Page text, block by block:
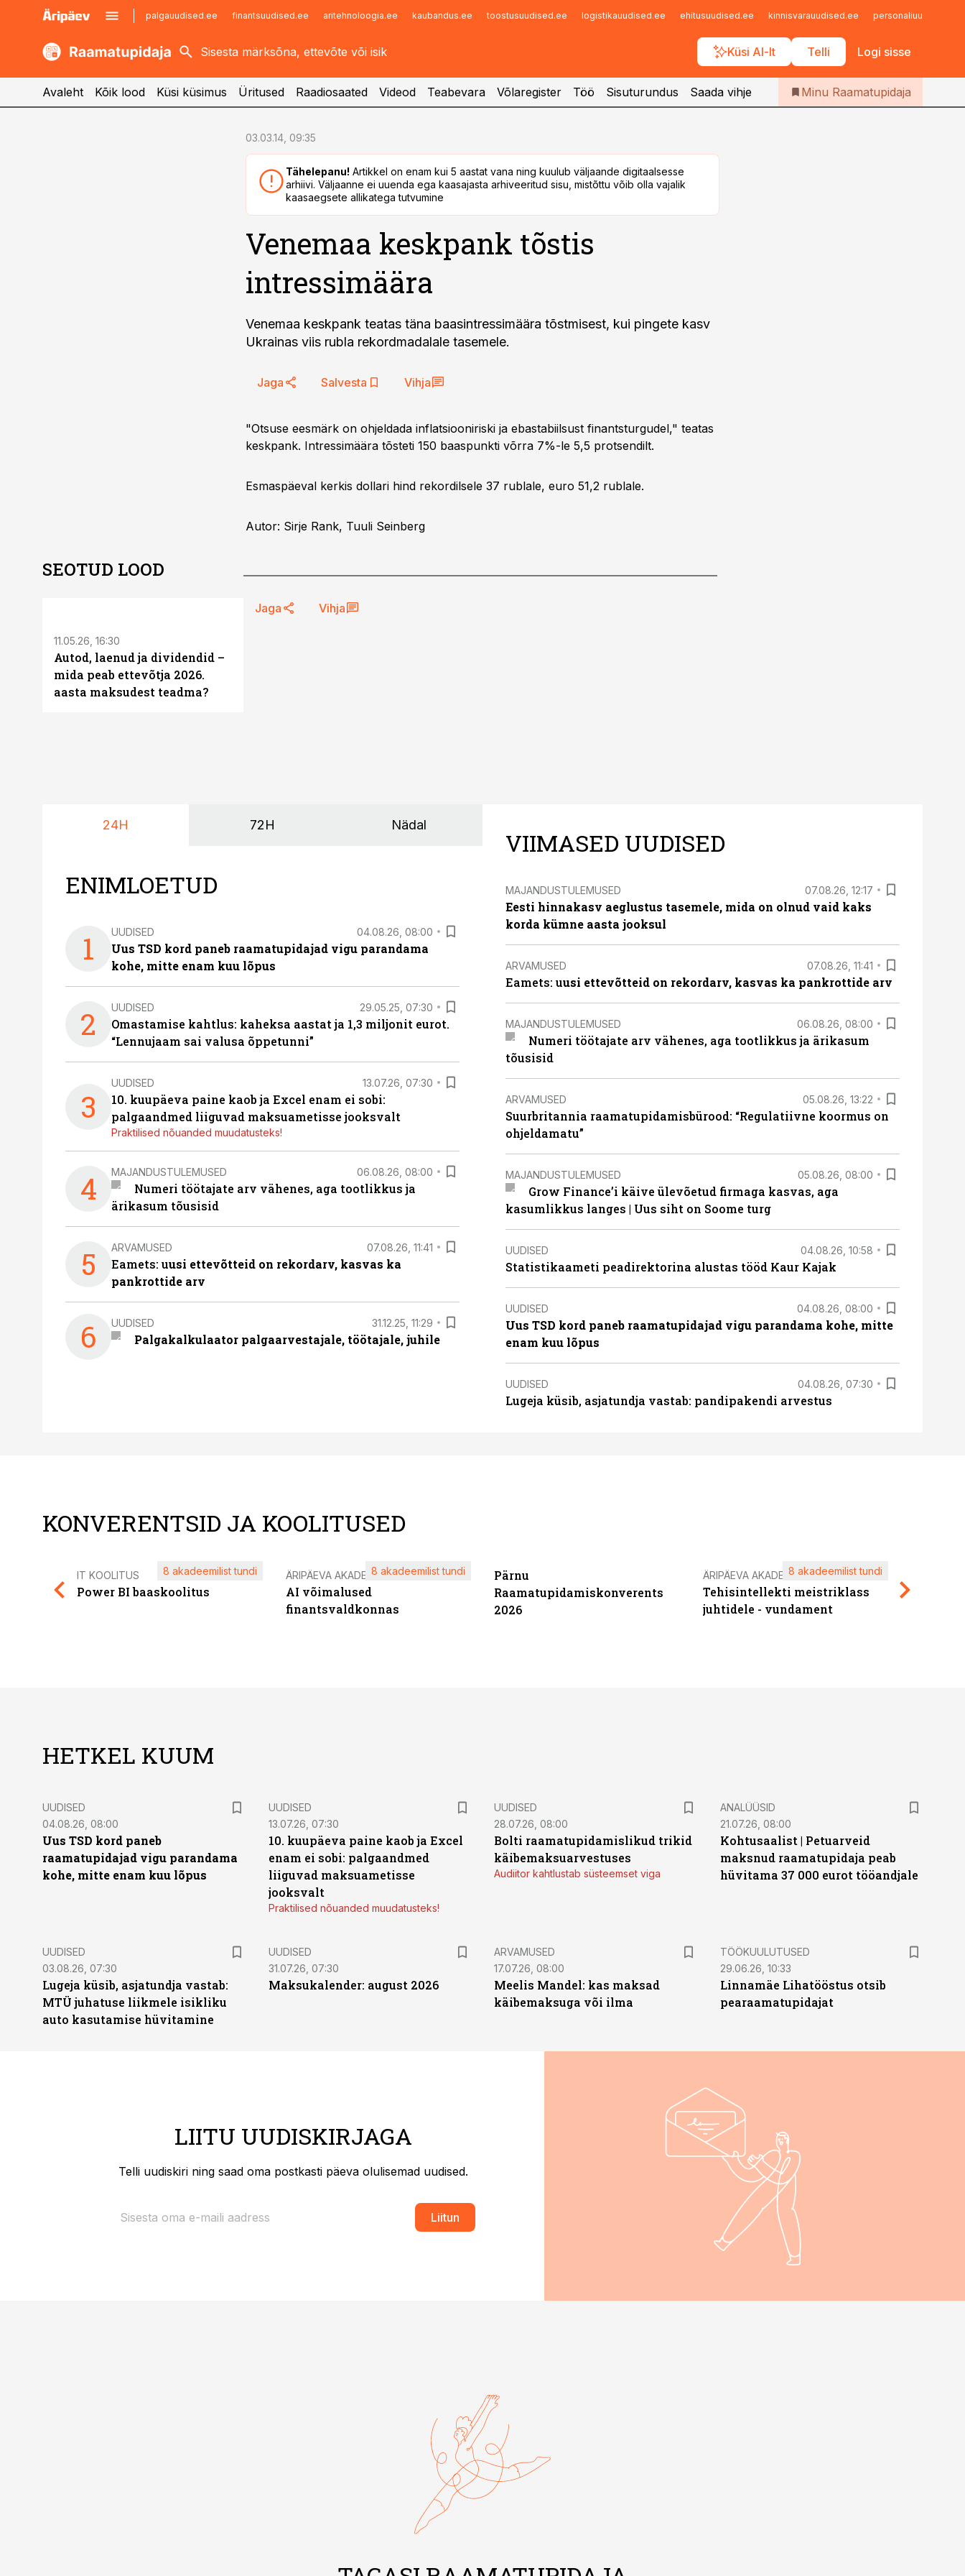
palgauudised.ee finantsuudised.ee aritehnoloogia.ee kaubandus.ee toostusuudised.ee logistikauudised.ee ehitusuudised.ee kinnisvarauudised.ee personaliuudised.ee
Küsi AI-lt Telli Logi sisse
kaubandus.ee
kinnisvarauudised.ee
imelineajalugu.ee
Infopank
Iseteenindus
Telli Raamatupidaja
Avaleht Kõik lood Küsi küsimus Üritused Raadiosaated Videod Teabevara Võlaregister Töö Sisuturundus Saada vihje Minu Raamatupidaja
03.03.14, 09:35
Tähelepanu! Artikkel on enam kui 5 aastat vana ning kuulub väljaande digitaalsesse
arhiivi. Väljaanne ei uuenda ega kaasajasta arhiveeritud sisu, mistõttu võib olla vajalik
kaasaegsete allikatega tutvumine
Venemaa keskpank tõstis
intressimäära
Venemaa keskpank teatas täna baasintressimäära tõstmisest, kui pingete kasv
Ukrainas viis rubla rekordmadalale tasemele.
Jaga Salvesta Vihja
"Otsuse eesmärk on ohjeldada inflatsiooniriski ja ebastabiilsust finantsturgudel," teatas
keskpank. Intressimäära tõsteti 150 baaspunkti võrra 7%-le 5,5 protsendilt.
Esmaspäeval kerkis dollari hind rekordilsele 37 rublale, euro 51,2 rublale.
Autor: Sirje Rank, Tuuli Seinberg
Jaga Vihja
SEOTUD LOOD
11.05.26, 16:30
Autod, laenud ja dividendid –
mida peab ettevõtja 2026.
aasta maksudest teadma?
24H 72H Nädal
ENIMLOETUD
1 UUDISED 04.08.26, 08:00
Uus TSD kord paneb raamatupidajad vigu parandama
kohe, mitte enam kuu lõpus
2 UUDISED 29.05.25, 07:30
Omastamise kahtlus: kaheksa aastat ja 1,3 miljonit eurot.
“Lennujaam sai valusa õppetunni”
3
UUDISED 13.07.26, 07:30
10. kuupäeva paine kaob ja Excel enam ei sobi:
palgaandmed liiguvad maksuametisse jooksvalt
Praktilised nõuanded muudatusteks!
4 MAJANDUSTULEMUSED 06.08.26, 08:00
Numeri töötajate arv vähenes, aga tootlikkus ja
ärikasum tõusisid
5 ARVAMUSED 07.08.26, 11:41
Eamets: uusi ettevõtteid on rekordarv, kasvas ka
pankrottide arv
6 UUDISED 31.12.25, 11:29
Palgakalkulaator palgaarvestajale, töötajale, juhile
VIIMASED UUDISED
MAJANDUSTULEMUSED 07.08.26, 12:17
Eesti hinnakasv aeglustus tasemele, mida on olnud vaid kaks
korda kümne aasta jooksul
ARVAMUSED 07.08.26, 11:41
Eamets: uusi ettevõtteid on rekordarv, kasvas ka pankrottide arv
MAJANDUSTULEMUSED 06.08.26, 08:00
Numeri töötajate arv vähenes, aga tootlikkus ja ärikasum
tõusisid
ARVAMUSED 05.08.26, 13:22
Suurbritannia raamatupidamisbürood: “Regulatiivne koormus on
ohjeldamatu”
MAJANDUSTULEMUSED 05.08.26, 08:00
Grow Finance’i käive ülevõetud firmaga kasvas, aga
kasumlikkus langes | Uus siht on Soome turg
UUDISED 04.08.26, 10:58
Statistikaameti peadirektorina alustas tööd Kaur Kajak
UUDISED 04.08.26, 08:00
Uus TSD kord paneb raamatupidajad vigu parandama kohe, mitte
enam kuu lõpus
UUDISED 04.08.26, 07:30
Lugeja küsib, asjatundja vastab: pandipakendi arvestus
KONVERENTSID JA KOOLITUSED
IT KOOLITUS
Power BI baaskoolitus
8 akadeemilist tundi ÄRIPÄEVA AKADEEMIA
AI võimalused
finantsvaldkonnas
8 akadeemilist tundi
Pärnu
Raamatupidamiskonverents
2026
ÄRIPÄEVA AKADEEMIA
Tehisintellekti meistriklass
juhtidele - vundament
8 akadeemilist tundi
HETKEL KUUM
UUDISED
04.08.26, 08:00
Uus TSD kord paneb
raamatupidajad vigu parandama
kohe, mitte enam kuu lõpus
UUDISED
13.07.26, 07:30
10. kuupäeva paine kaob ja Excel
enam ei sobi: palgaandmed
liiguvad maksuametisse
jooksvalt
Praktilised nõuanded muudatusteks!
UUDISED
28.07.26, 08:00
Bolti raamatupidamislikud trikid
käibemaksuarvestuses
Audiitor kahtlustab süsteemset viga
ANALÜÜSID
21.07.26, 08:00
Kohtusaalist | Petuarveid
maksnud raamatupidaja peab
hüvitama 37 000 eurot tööandjale
UUDISED
03.08.26, 07:30
Lugeja küsib, asjatundja vastab:
MTÜ juhatuse liikmele isikliku
auto kasutamise hüvitamine
UUDISED
31.07.26, 07:30
Maksukalender: august 2026
ARVAMUSED
17.07.26, 08:00
Meelis Mandel: kas maksad
käibemaksuga või ilma
ST
TÖÖKUULUTUSED
29.06.26, 10:33
Linnamäe Lihatööstus otsib
pearaamatupidajat
LIITU UUDISKIRJAGA
Telli uudiskiri ning saad oma postkasti päeva olulisemad uudised.
Liitun